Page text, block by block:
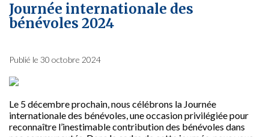
Journée internationale des
bénévoles 2024
Publié le 30 octobre 2024
Le 5 décembre prochain, nous célébrons la Journée
internationale des bénévoles, une occasion privilégiée pour
reconnaître l’inestimable contribution des bénévoles dans